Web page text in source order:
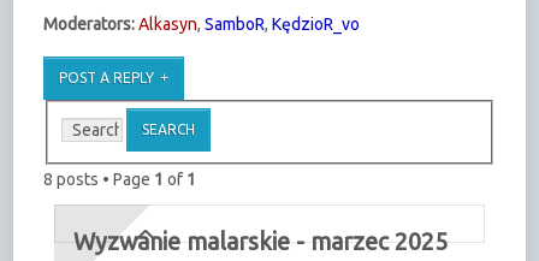
Moderators: Alkasyn,SamboR,KędzioR_vo
POST A REPLY
8 posts • Page 1 of 1
Wyzwanie malarskie - marzec 2025